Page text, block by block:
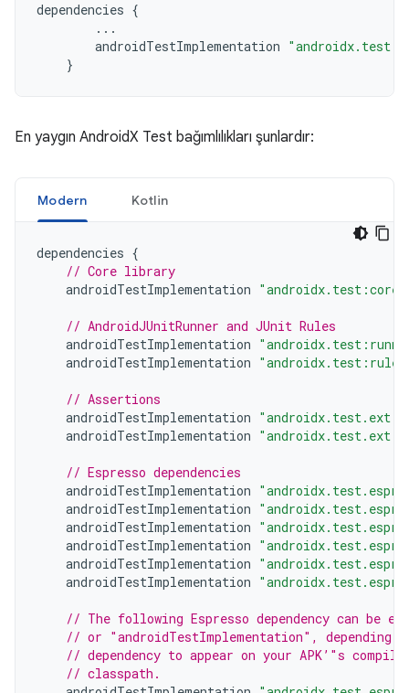
dependencies {
...
androidTestImplementation
}
En yaygın AndroidX Test bağımlılıkları şunlardır:
Modern Kotlin
dependencies {
// Core library
androidTestImplementation
// AndroidJUnitRunner and JUnit Rules
androidTestImplementation
androidTestImplementation
// Assertions
androidTestImplementation
androidTestImplementation
// Espresso dependencies
androidTestImplementation
androidTestImplementation
androidTestImplementation
androidTestImplementation
androidTestImplementation
androidTestImplementation
// The following Espresso dependency can be
// or "androidTestImplementation", depending
// dependency to appear on your APK’"s
// classpath.